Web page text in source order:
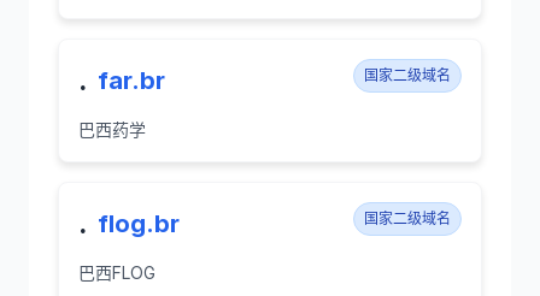
. far.br 国家二级域名
巴西药学
. flog.br 国家二级域名
巴西FLOG